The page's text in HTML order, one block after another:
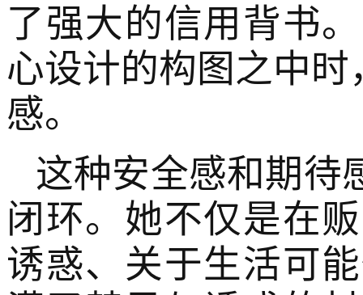
了强大的信用背书
心设计的构图之中
感。
这种安全感和期待
闭环。她不仅是在
诱惑、关于生活可